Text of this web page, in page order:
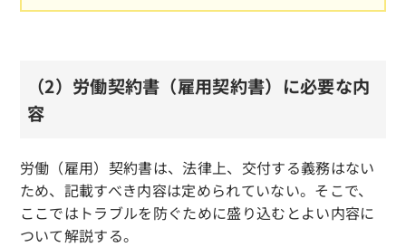
（2）労働契約書（雇用契約書）に必要な内
容
労働（雇用）契約書は、法律上、交付する義務はない
ため、記載すべき内容は定められていない。そこで、
ここではトラブルを防ぐために盛り込むとよい内容に
ついて解説する。